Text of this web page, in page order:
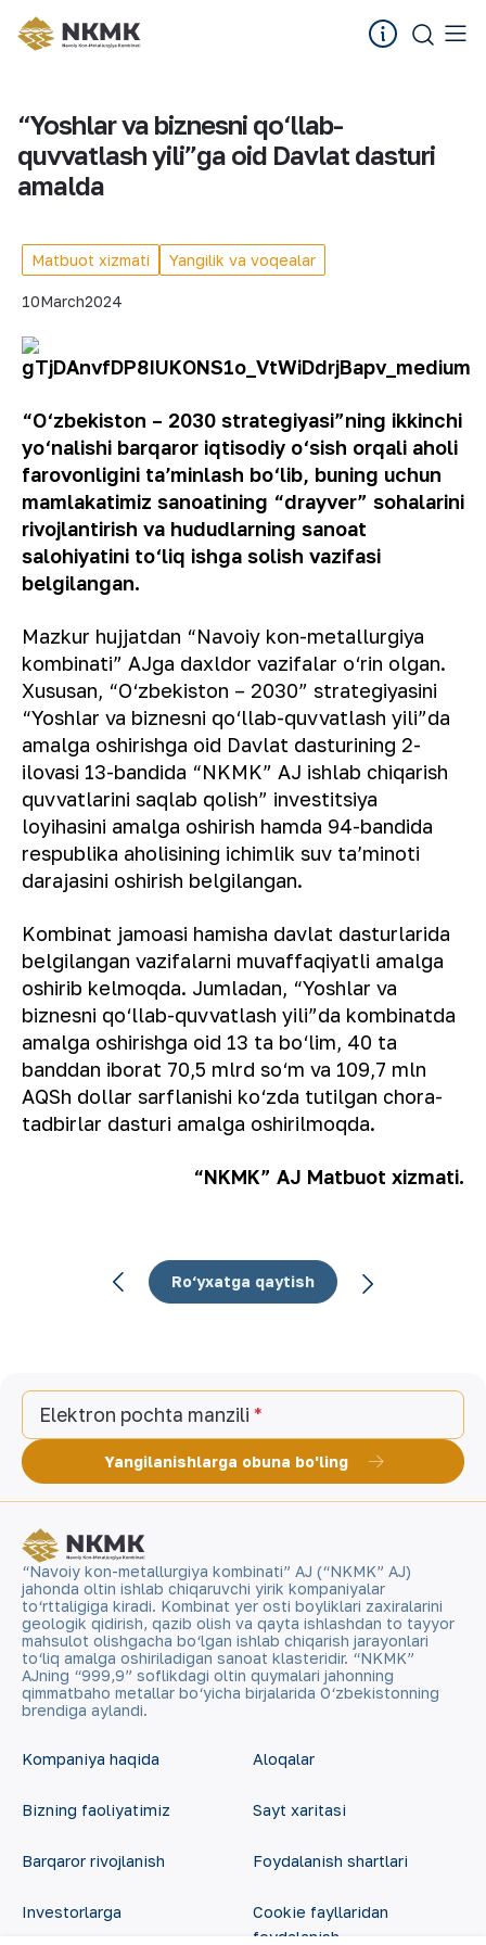
“Yoshlar va biznesni qo‘llab-
quvvatlash yili”ga oid Davlat dasturi
amalda
Matbuot xizmati Yangilik va voqealar
10March2024
“O‘zbekiston – 2030 strategiyasi”ning ikkinchi
yo‘nalishi barqaror iqtisodiy o‘sish orqali aholi
farovonligini taʼminlash bo‘lib, buning uchun
mamlakatimiz sanoatining “drayver” sohalarini
rivojlantirish va hududlarning sanoat
salohiyatini to‘liq ishga solish vazifasi
belgilangan.
Mazkur hujjatdan “Navoiy kon-metallurgiya
kombinati” AJga daxldor vazifalar o‘rin olgan.
Xususan, “O‘zbekiston – 2030” strategiyasini
“Yoshlar va biznesni qo‘llab-quvvatlash yili”da
amalga oshirishga oid Davlat dasturining 2-
ilovasi 13-bandida “NKMK” AJ ishlab chiqarish
quvvatlarini saqlab qolish” investitsiya
loyihasini amalga oshirish hamda 94-bandida
respublika aholisining ichimlik suv taʼminoti
darajasini oshirish belgilangan.
Kombinat jamoasi hamisha davlat dasturlarida
belgilangan vazifalarni muvaffaqiyatli amalga
oshirib kelmoqda. Jumladan, “Yoshlar va
biznesni qo‘llab-quvvatlash yili”da kombinatda
amalga oshirishga oid 13 ta bo‘lim, 40 ta
banddan iborat 70,5 mlrd so‘m va 109,7 mln
AQSh dollar sarflanishi ko‘zda tutilgan chora-
tadbirlar dasturi amalga oshirilmoqda.
“NKMK” AJ Matbuot xizmati.
Ro‘yxatga qaytish
Elektron pochta manzili
Yangilanishlarga obuna bo'ling
“Navoiy kon-metallurgiya kombinati” AJ (“NKMK” AJ)
jahonda oltin ishlab chiqaruvchi yirik kompaniyalar
to‘rttaligiga kiradi. Kombinat yer osti boyliklari zaxiralarini
geologik qidirish, qazib olish va qayta ishlashdan to tayyor
mahsulot olishgacha bo‘lgan ishlab chiqarish jarayonlari
to‘liq amalga oshiriladigan sanoat klasteridir. “NKMK”
AJning “999,9” soflikdagi oltin quymalari jahonning
qimmatbaho metallar bo‘yicha birjalarida O‘zbekistonning
brendiga aylandi.
Kompaniya haqida
Bizning faoliyatimiz
Barqaror rivojlanish
Investorlarga
Aloqalar
Sayt xaritasi
Foydalanish shartlari
Cookie fayllaridan
foydalanish